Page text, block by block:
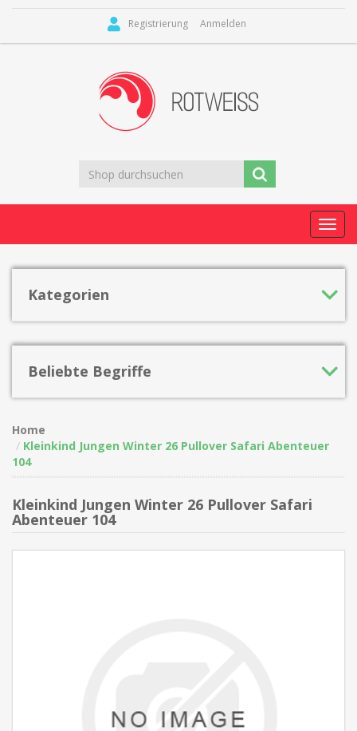
Registrierung Anmelden
Kategorien
Beliebte Begriffe
Home
Kleinkind Jungen Winter 26 Pullover Safari Abenteuer
104
Kleinkind Jungen Winter 26 Pullover Safari
Abenteuer 104